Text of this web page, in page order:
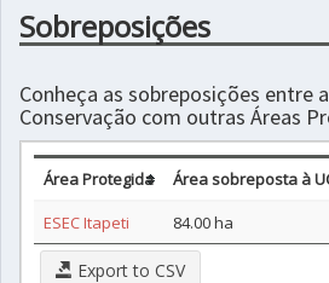
Sobreposições
Conheça as sobreposições entre
Conservação com outras Áreas
Área Protegida Área sobreposta à
ESEC Itapeti
84.00 ha
Export to CSV